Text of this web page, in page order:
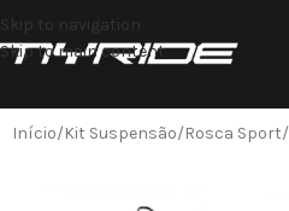
Skip to navigation
Skip to main content
Início Kit Suspensão Rosca Sport